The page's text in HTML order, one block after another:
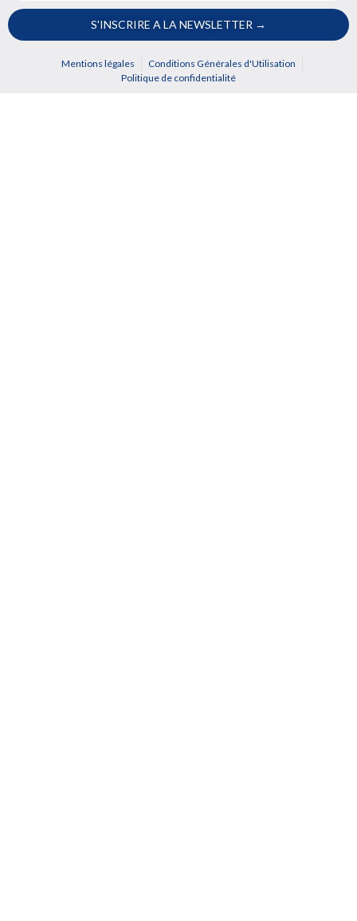
S'INSCRIRE A LA NEWSLETTER →
Mentions légales
Conditions Générales d'Utilisation
Politique de confidentialité